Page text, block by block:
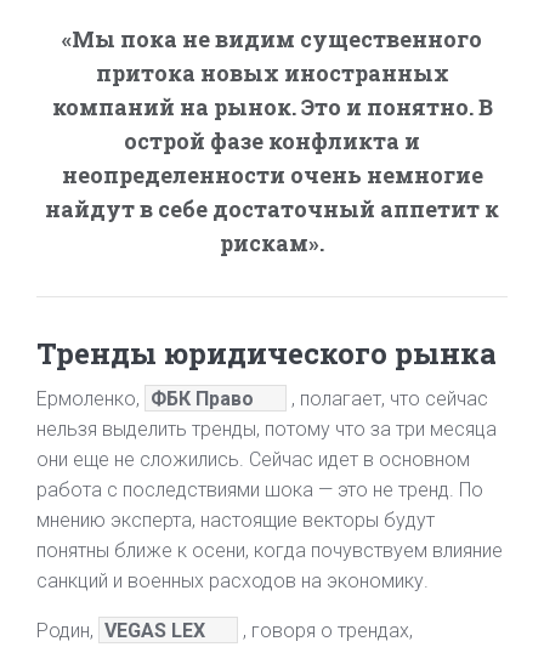
«Мы пока не видим существенного
притока новых иностранных
компаний на рынок. Это и понятно. В
острой фазе конфликта и
неопределенности очень немногие
найдут в себе достаточный аппетит к
рискам».
Тренды юридического рынка
Ермоленко, ФБК Право
, полагает, что сейчас
нельзя выделить тренды, потому что за три месяца
они еще не сложились. Сейчас идет в основном
работа с последствиями шока — это не тренд. По
мнению эксперта, настоящие векторы будут
понятны ближе к осени, когда почувствуем влияние
санкций и военных расходов на экономику.
Родин, VEGAS LEX
, говоря о трендах,